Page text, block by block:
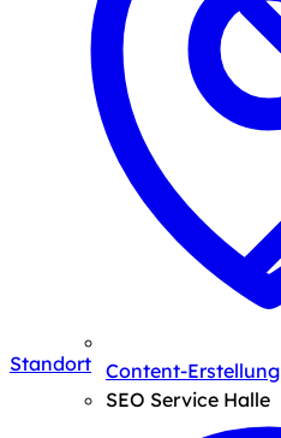
Content-Erstellung
SEO Service Halle
Standort